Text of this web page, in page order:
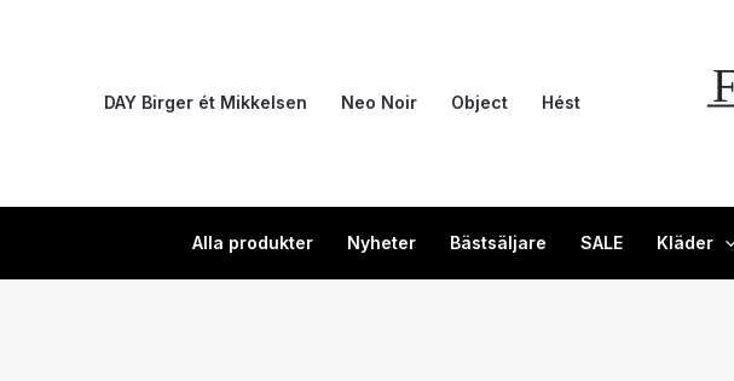
DAY Birger ét Mikkelsen Neo Noir Object Hést
Alla produkter Nyheter Bästsäljare SALE Kläder